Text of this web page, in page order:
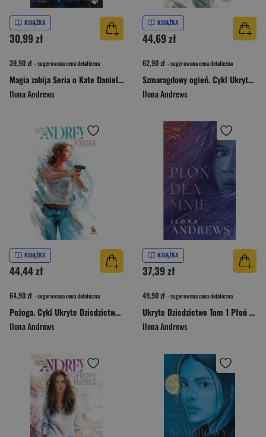
KSIĄŻKA
30,99 zł
39,90 zł - sugerowana cena detaliczna
Magia zabija Seria o Kate Daniels Tom 5
Ilona Andrews
KSIĄŻKA
44,69 zł
62,90 zł - sugerowana cena detaliczna
Szmaragdowy ogień. Cykl Ukryte Dziedzictwo. Tom 5 (oprawa biała)
Ilona Andrews
KSIĄŻKA
44,44 zł
64,90 zł - sugerowana cena detaliczna
Pożoga. Cykl Ukryte Dziedzictwo. Tom 3
Ilona Andrews
KSIĄŻKA
37,39 zł
49,90 zł - sugerowana cena detaliczna
Ukryte Dziedzictwo Tom 1 Płoń dla mnie wydanie modern
Ilona Andrews